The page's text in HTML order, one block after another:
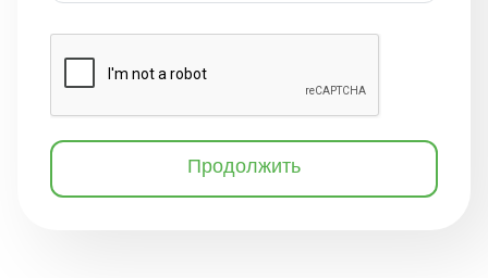
Продолжить